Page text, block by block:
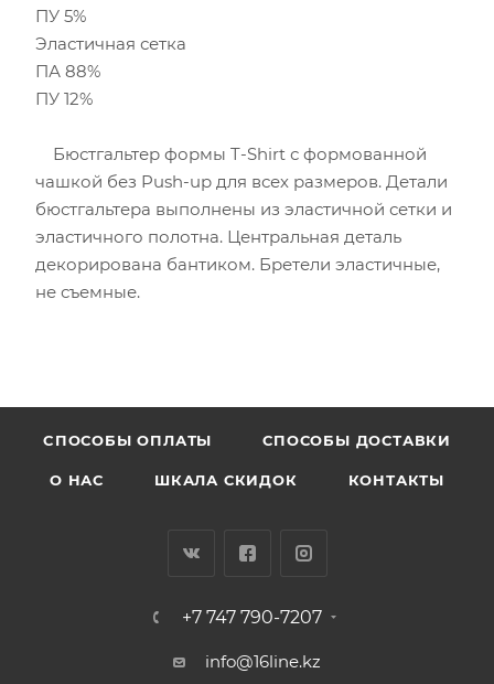
ПУ 5%
Эластичная сетка
ПА 88%
ПУ 12%
Бюстгальтер формы T-Shirt с формованной
чашкой без Push-uр для всех размеров. Детали
бюстгальтера выполнены из эластичной сетки и
эластичного полотна. Центральная деталь
декорирована бантиком. Бретели эластичные,
не съемные.
CПОСОБЫ ОПЛАТЫ СПОСОБЫ ДОСТАВКИ
О НАС ШКАЛА СКИДОК КОНТАКТЫ
+7 747 790-7207
info@16line.kz